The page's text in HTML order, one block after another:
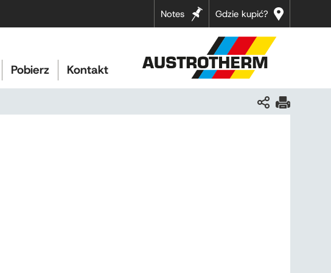
Gdzie kupić?
Notes
Pobierz Kontakt